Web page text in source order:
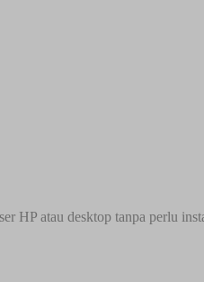
HP atau desktop tanpa perlu